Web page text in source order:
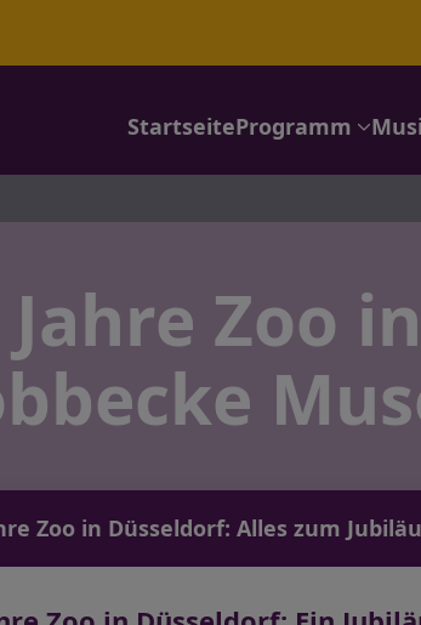
StartseiteProgramm
Gefahrstoff-
Jahre Zoo
Zoo in Düsseldorf: Alles zum